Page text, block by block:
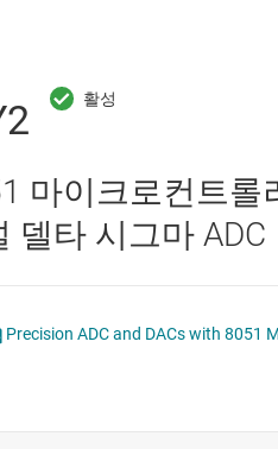
마이크로파
컨버터
및 전압 변환
디지털-아날로그 컨
아날로그-디지털 컨
마이크로컨트
델타 시그마 ADC
Precision ADC and DACs with 8051